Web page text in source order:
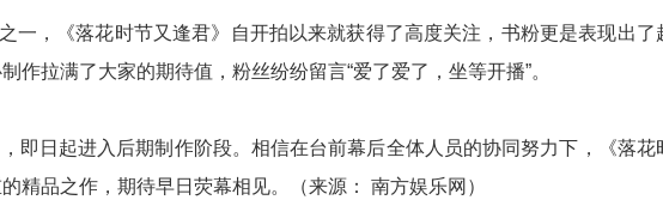
，《落花时节又逢君》自开拍以来就获得了高度关注，书粉更是表现出了
作拉满了大家的期待值，粉丝纷纷留言“爱了爱了，坐等开播”。
日起进入后期制作阶段。相信在台前幕后全体人员的协同努力下，《落花
精品之作，期待早日荧幕相见。（来源： 南方娱乐网）